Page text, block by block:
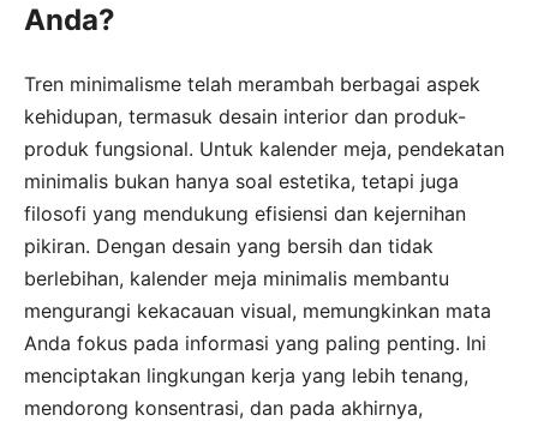
Anda?
Tren minimalisme telah merambah berbagai aspek
kehidupan, termasuk desain interior dan produk-
produk fungsional. Untuk kalender meja, pendekatan
minimalis bukan hanya soal estetika, tetapi juga
filosofi yang mendukung efisiensi dan kejernihan
pikiran. Dengan desain yang bersih dan tidak
berlebihan, kalender meja minimalis membantu
mengurangi kekacauan visual, memungkinkan mata
Anda fokus pada informasi yang paling penting. Ini
menciptakan lingkungan kerja yang lebih tenang,
mendorong konsentrasi, dan pada akhirnya,